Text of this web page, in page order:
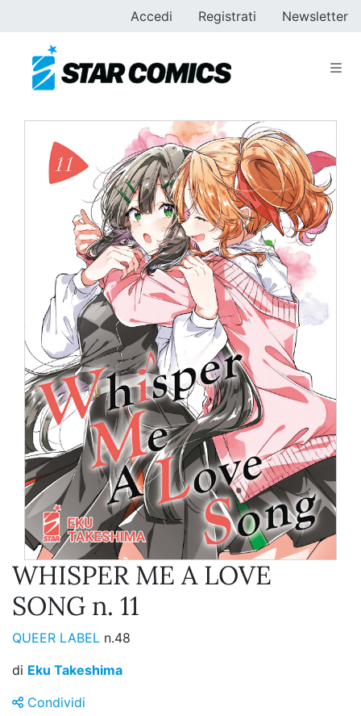
Accedi Registrati Newsletter
WHISPER ME A LOVE
SONG n. 11
QUEER LABEL n.48
di Eku Takeshima
Condividi